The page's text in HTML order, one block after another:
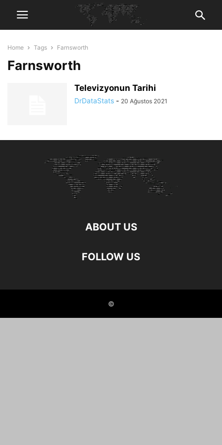
Home Tags Farnsworth
Farnsworth
Televizyonun Tarihi
DrDataStats - 20 Ağustos 2021
ABOUT US
FOLLOW US
©